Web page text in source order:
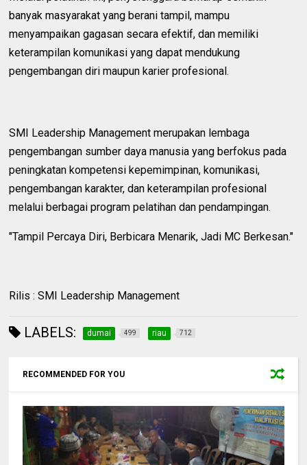
banyak masyarakat yang berani tampil, mampu
menyampaikan gagasan secara efektif, dan memiliki
keterampilan komunikasi yang dapat mendukung
pengembangan diri maupun karier profesional.
SMI Leadership Management merupakan lembaga
pengembangan sumber daya manusia yang berfokus pada
peningkatan kompetensi kepemimpinan, komunikasi,
pengembangan karakter, dan keterampilan profesional
melalui berbagai program pelatihan dan pendampingan.
"Tampil Percaya Diri, Berbicara Menarik, Jadi MC Berkesan."
Rilis : SMI Leadership Management
LABELS: dumai 499 riau 712
RECOMMENDED FOR YOU